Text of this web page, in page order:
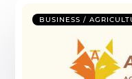
BUSINESS /